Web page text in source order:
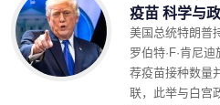
疫苗 科学与
美国总统特朗普
罗伯特·F·肯尼
荐疫苗接种数量
联，此举与白宫